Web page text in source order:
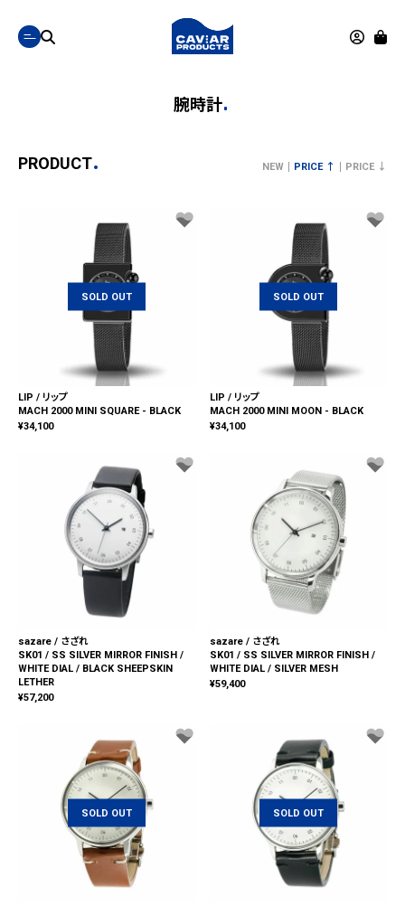
腕時計
PRODUCT NEW PRICE ↑ PRICE ↓
SOLD OUT
LIP / リップ
MACH 2000 MINI SQUARE - BLACK
¥34,100
SOLD OUT
LIP / リップ
MACH 2000 MINI MOON - BLACK
¥34,100
sazare / さざれ
SK01 / SS SILVER MIRROR FINISH /
WHITE DIAL / BLACK SHEEPSKIN
LETHER
¥57,200
sazare / さざれ
SK01 / SS SILVER MIRROR FINISH /
WHITE DIAL / SILVER MESH
¥59,400
SOLD OUT SOLD OUT